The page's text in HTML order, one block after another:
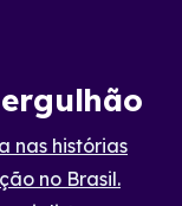
nas histórias
no Brasil.